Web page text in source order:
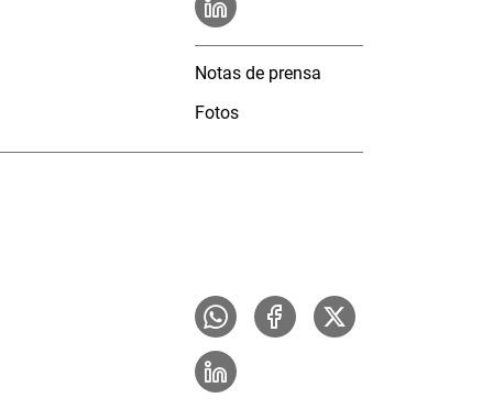
Notas de prensa
Fotos